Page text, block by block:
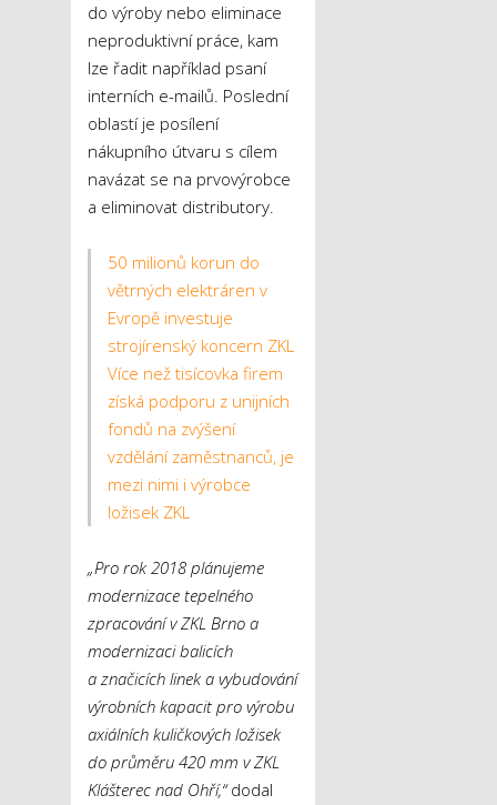
do výroby nebo eliminace
neproduktivní práce, kam
lze řadit například psaní
interních e-mailů. Poslední
oblastí je posílení
nákupního útvaru s cílem
navázat se na prvovýrobce
a eliminovat distributory.
50 milionů korun do
větrných elektráren v
Evropě investuje
strojírenský koncern ZKL
Více než tisícovka firem
získá podporu z unijních
fondů na zvýšení
vzdělání zaměstnanců, je
mezi nimi i výrobce
ložisek ZKL
„Pro rok 2018 plánujeme
modernizace tepelného
zpracování v ZKL Brno a
modernizaci balicích
a značicích linek a vybudování
výrobních kapacit pro výrobu
axiálních kuličkových ložisek
do průměru 420 mm v ZKL
Klášterec nad Ohří,“dodal